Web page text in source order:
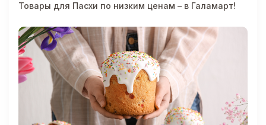
Товары для Пасхи по низким ценам – в Галамарт!